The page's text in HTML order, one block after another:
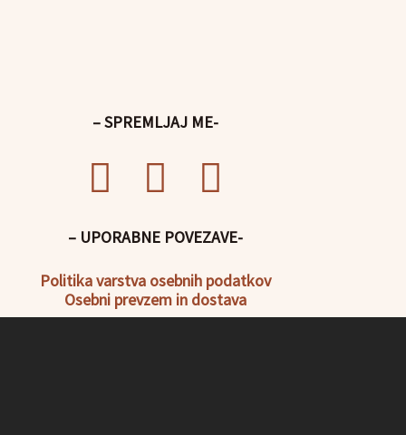
– SPREMLJAJ ME-
– UPORABNE POVEZAVE-
Politikavarstva osebnih podatkov
Osebni prevzem in dostava